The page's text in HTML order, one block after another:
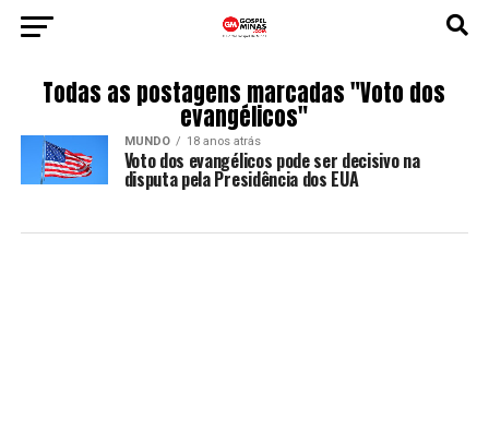
Todas as postagens marcadas "Voto dos
evangélicos"
MUNDO 18 anos atrás
Voto dos evangélicos pode ser decisivo na
disputa pela Presidência dos EUA